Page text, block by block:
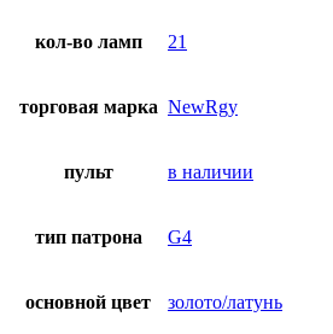
кол-во ламп 21
торговая марка NewRgy
пульт в наличии
тип патрона G4
основной цвет золото/латунь